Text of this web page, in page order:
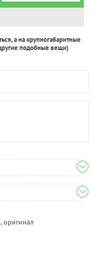
а на крупногабаритные
подобные вещи)
оригинал